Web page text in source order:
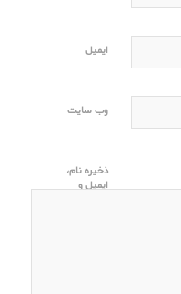
ایمیل
وب‌ سایت
ذخیره نام،
ایمیل و